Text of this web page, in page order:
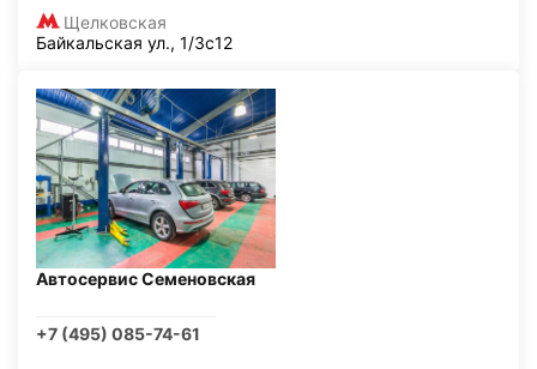
Щелковская
Байкальская ул., 1/3с12
Автосервис Семеновская
+7 (495) 085-74-61